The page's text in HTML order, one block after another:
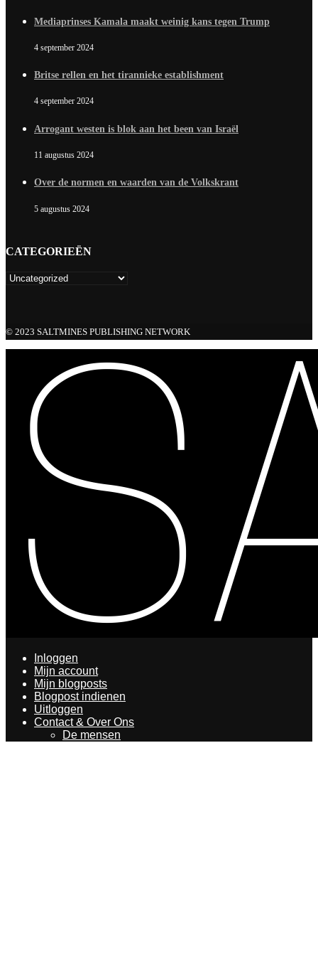
Mediaprinses Kamala maakt weinig kans tegen Trump
4 september 2024
Britse rellen en het tirannieke establishment
4 september 2024
Arrogant westen is blok aan het been van Israël
11 augustus 2024
Over de normen en waarden van de Volkskrant
5 augustus 2024
CATEGORIEËN
© 2023 SALTMINES PUBLISHING NETWORK
Inloggen
Mijn account
Mijn blogposts
Blogpost indienen
Uitloggen
Contact & Over Ons
De mensen